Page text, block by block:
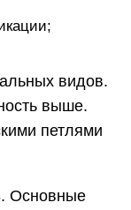
видов.
выше.
петлями
Основные